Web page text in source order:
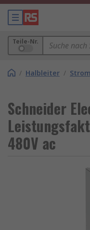
Teile-Nr.
/ Halbleiter /
Schneider
480V ac